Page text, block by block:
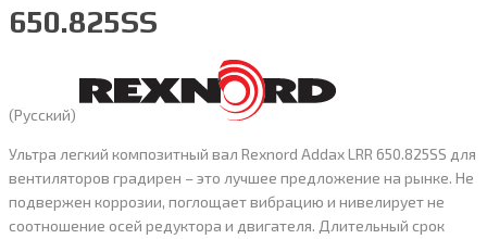
650.825SS
(Русский)
Ультра легкий композитный вал Rexnord Addax LRR 650.825SS для
вентиляторов градирен – это лучшее предложение на рынке. Не
подвержен коррозии, поглощает вибрацию и нивелирует не
соотношение осей редуктора и двигателя. Длительный срок